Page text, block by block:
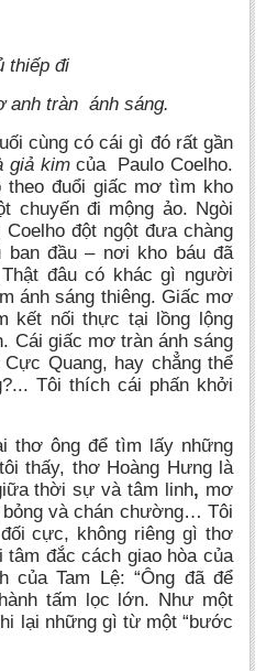
thiếp đi
anh tràn ánh sáng.
cùng có cái gì đó rất gần
giả kimcủa Paulo Coelho.
theo đuổi giấc mơ tìm kho
chuyến đi mộng ảo. Ngòi
đột ngột đưa chàng
đầu – nơi kho báu đã
đâu có khác gì người
ánh sáng thiêng. Giấc mơ
kết nối thực tại lồng lộng
Cái giấc mơ tràn ánh sáng
Quang, hay chẳng thể
Tôi thích cái phấn khởi
thơ ông để tìm lấy những
thấy, thơ Hoàng Hưng là
thời sự và tâm linh, mơ
và chán chường… Tôi
cực, không riêng gì thơ
tâm đắc cách giao hòa của
của Tam Lệ: “Ông đã để
tấm lọc lớn. Như một
lại những gì từ một “bước